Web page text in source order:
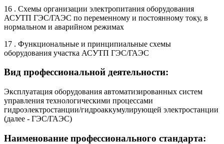
16 . Схемы организации электропитания оборудования
АСУТП ГЭС/ГАЭС по переменному и постоянному току, в
нормальном и аварийном режимах
17 . Функциональные и принципиальные схемы
оборудования участка АСУТП ГЭС/ГАЭС
Вид профессиональной деятельности:
Эксплуатация оборудования автоматизированных систем
управления технологическими процессами
гидроэлектростанции/гидроаккумулирующей электростанции
(далее - ГЭС/ГАЭС)
Наименование профессионального стандарта: